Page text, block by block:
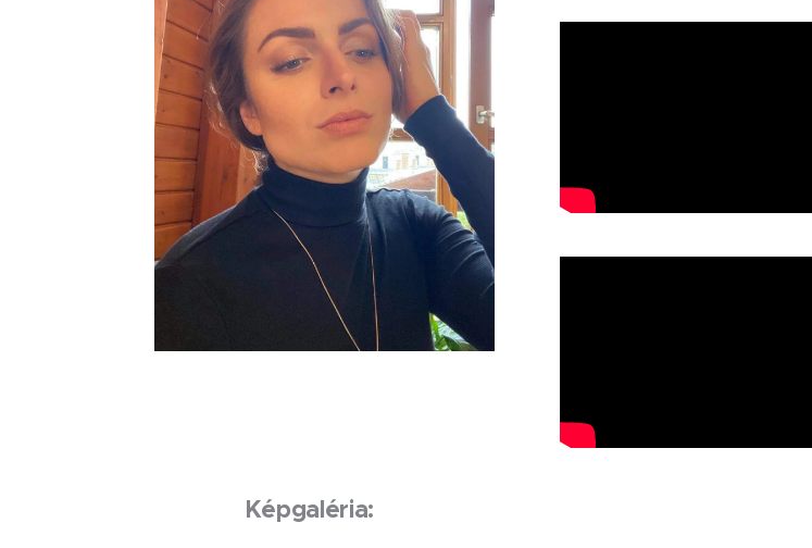
Képgaléria: